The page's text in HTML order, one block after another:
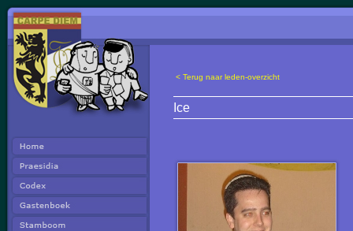
< Terug naar leden-overzicht
Ice